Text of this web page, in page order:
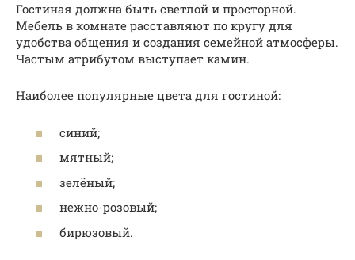
Гостиная должна быть светлой и просторной.
Мебель в комнате расставляют по кругу для
удобства общения и создания семейной атмосферы.
Частым атрибутом выступает камин.
Наиболее популярные цвета для гостиной:
синий;
мятный;
зелёный;
нежно-розовый;
бирюзовый.